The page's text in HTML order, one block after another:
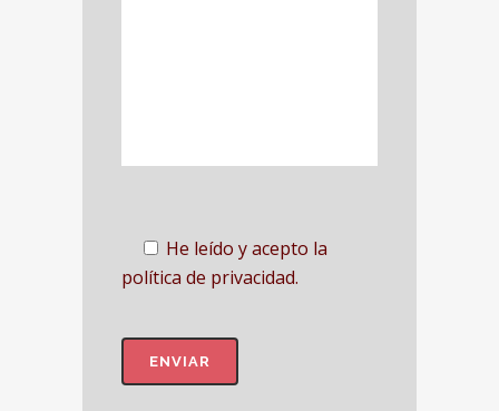
He leído y acepto la
política de privacidad.